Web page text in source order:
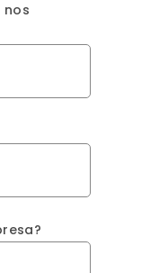
nos